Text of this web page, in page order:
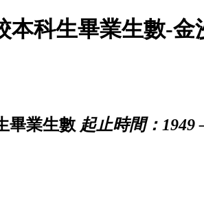
本科生畢業生數-
畢業生數 起止時間：1949